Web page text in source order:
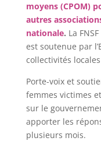
moyens (CPOM)
autres
nationale. La
est soutenue par
collectivités
Porte-voix et
femmes victimes
sur le
apporter les
plusieurs mois.